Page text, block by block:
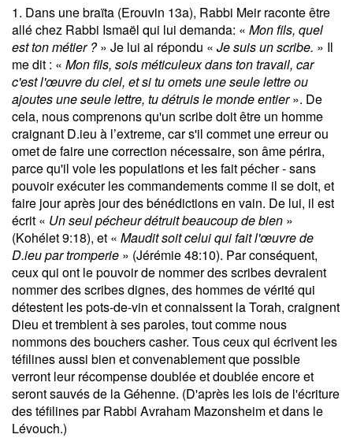
1. Dans une braïta (Erouvin 13a), Rabbi Meir raconte être
allé chez Rabbi Ismaël qui lui demanda: « Mon fils, quel
est ton métier ?» Je lui ai répondu « Je suis un scribe. » Il
me dit : « Mon fils, sois méticuleux dans ton travail, car
c'est l'œuvre du ciel, et si tu omets une seule lettre ou
ajoutes une seule lettre, tu détruis le monde entier». De
cela, nous comprenons qu'un scribe doit être un homme
craignant D.ieu à l’extreme, car s'il commet une erreur ou
omet de faire une correction nécessaire, son âme périra,
parce qu'il vole les populations et les fait pécher - sans
pouvoir exécuter les commandements comme il se doit, et
faire jour après jour des bénédictions en vain. De lui, il est
écrit « Un seul pécheur détruit beaucoup de bien »
(Kohélet 9:18), et « Maudit soit celui qui fait l'œuvre de
D.ieu par tromperie » (Jérémie 48:10). Par conséquent,
ceux qui ont le pouvoir de nommer des scribes devraient
nommer des scribes dignes, des hommes de vérité qui
détestent les pots-de-vin et connaissent la Torah, craignent
Dieu et tremblent à ses paroles, tout comme nous
nommons des bouchers casher. Tous ceux qui écrivent les
téfilines aussi bien et convenablement que possible
verront leur récompense doublée et doublée encore et
seront sauvés de la Géhenne. (D'après les lois de l'écriture
des téfilines par Rabbi Avraham Mazonsheim et dans le
Lévouch.)